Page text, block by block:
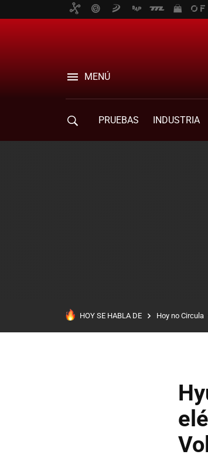
MENÚ
PRUEBAS INDUSTRIA
HOY SE HABLA DE Hoy no Circula